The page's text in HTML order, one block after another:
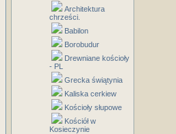
Architektura
chrześci.
Babilon
Borobudur
Drewniane kościoły
- PL
Grecka świątynia
Kaliska cerkiew
Kościoły słupowe
Kościół w
Kosieczynie